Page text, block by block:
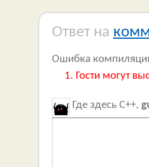
Ответ на
Ошибка
Гости могут
Где здесь C++,